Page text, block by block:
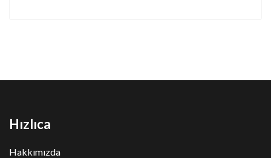
Hızlıca
Hakkımızda